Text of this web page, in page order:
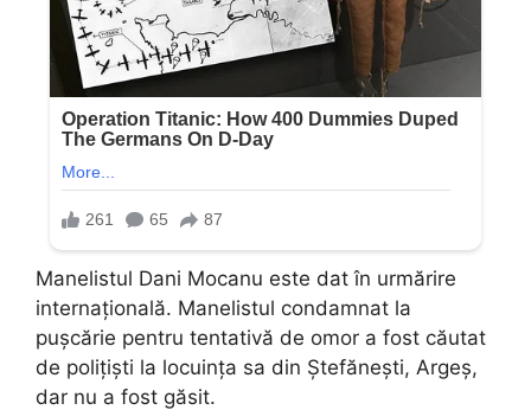
Manelistul Dani Mocanu este dat în urmărire
internațională. Manelistul condamnat la
pușcărie pentru tentativă de omor a fost căutat
de polițiști la locuința sa din Ștefănești, Argeș,
dar nu a fost găsit.